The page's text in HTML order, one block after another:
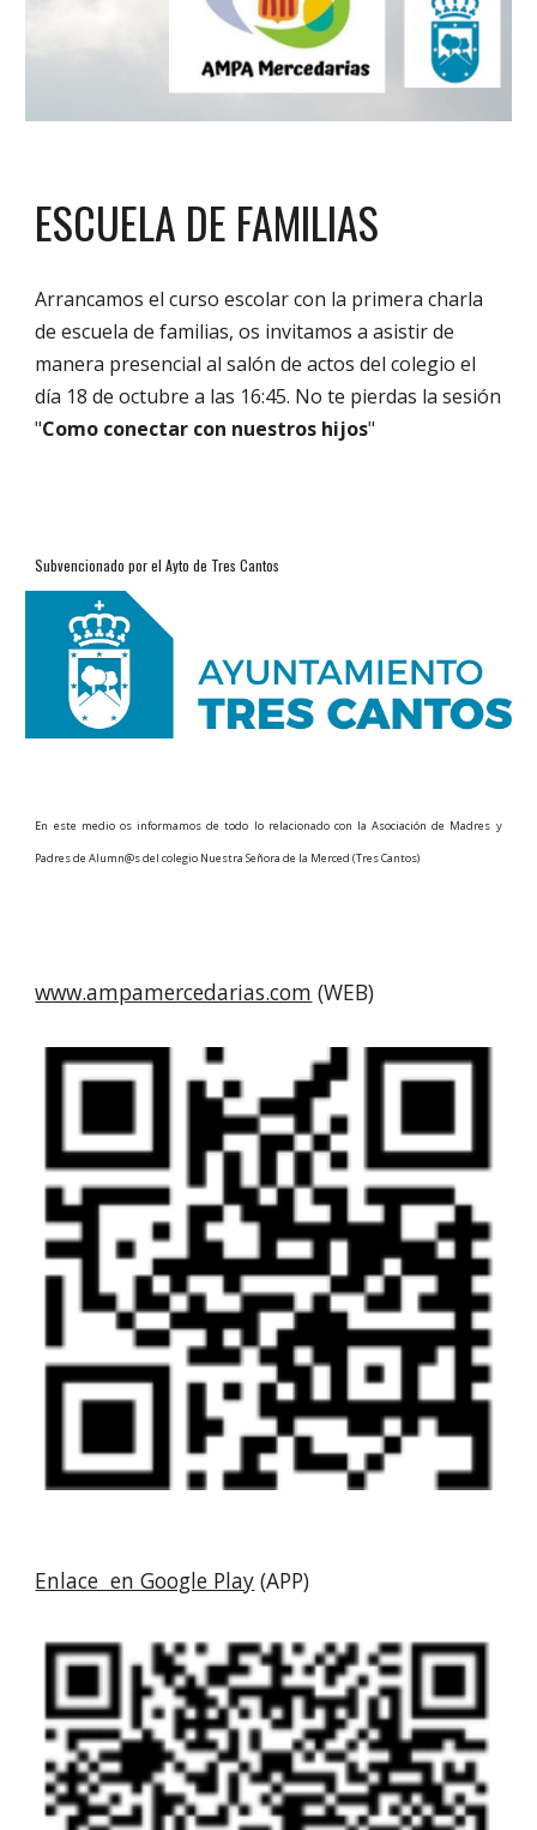
ESCUELA DE FAMILIAS
Arrancamos el curso escolar con la primera charla
de escuela de familias, os invitamos a asistir de
manera presencial al salón de actos del colegio el
día 18 de octubre a las 16:45. No te pierdas lasesión
"Como conectar con nuestros hijos"
Subvencionado por el Ayto de Tres Cantos
En este medio os informamos de todo lo relacionado con la Asociación de Madres y
Padres de Alumn@s del colegio Nuestra Señora de la Merced (Tres Cantos)
www.ampamercedarias.com (WEB)
Enlace en Google Play (APP)